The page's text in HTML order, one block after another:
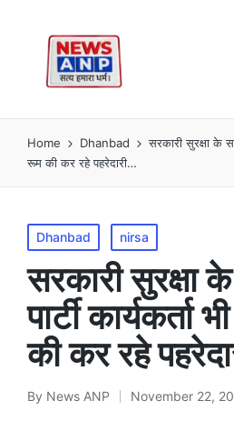
Home Dhanbad
सरकारी सुरक्षा के
रूम की कर रहे पहरेदारी…
Posted
in
Dhanbad nirsa
सरकारी सुरक्षा
पार्टी कार्यकर्ता
की कर रहे
Posted
By News ANP November 22,